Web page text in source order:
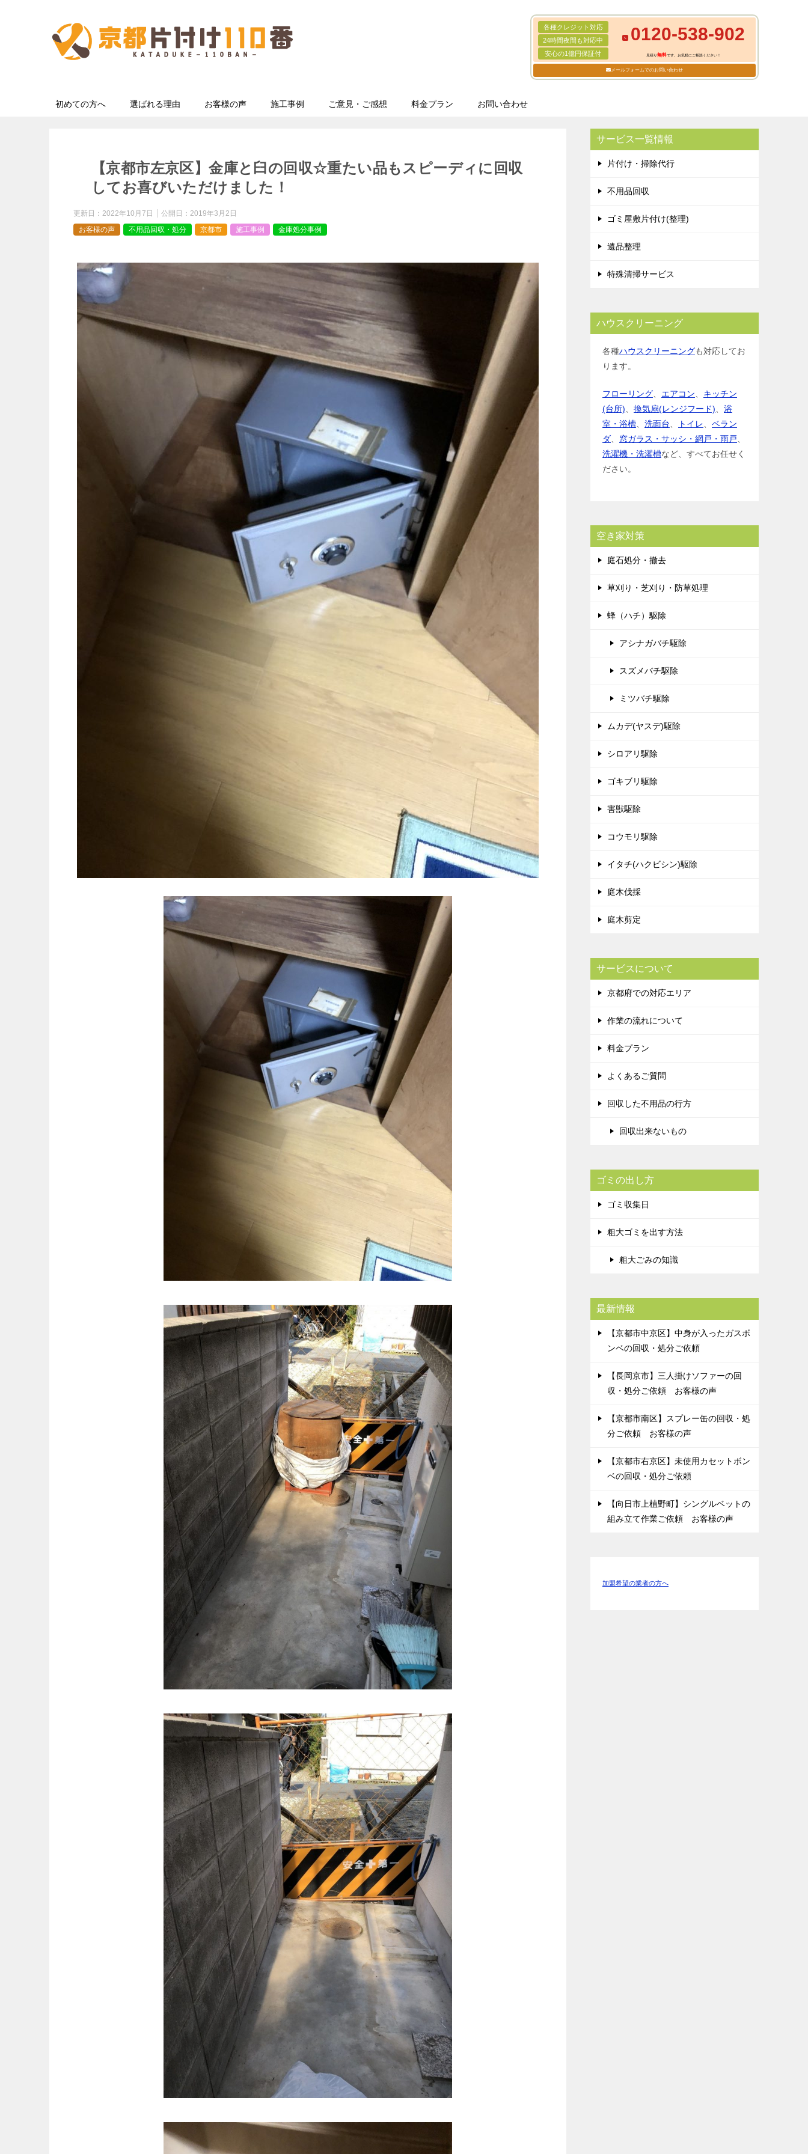
各種クレジット対応
24時間夜間も対応中
安心の1億円保証付
0120-538-902
見積り無料です。お気軽にご相談ください！
メールフォームでのお問い合わせ
初めての方へ 選ばれる理由 お客様の声 施工事例 ご意見・ご感想 料金プラン お問い合わせ
【京都市左京区】金庫と臼の回収☆重たい品もスピーディに回収
してお喜びいただけました！
更新日： 2022年10月7日 公開日： 2019年3月2日
お客様の声
不用品回収・処分 京都市 施工事例 金庫処分事例
サービス一覧情報
片付け・掃除代行
不用品回収
ゴミ屋敷片付け(整理)
遺品整理
特殊清掃サービス
ハウスクリーニング
各種ハウスクリーニングも対応してお
ります。
フローリング エアコン
キッチン
(台所)
換気扇(レンジフード)
浴
室・浴槽
洗面台 トイレ
ベラン
ダ
窓ガラス・サッシ・網戸・雨戸
洗濯機・洗濯槽など、すべてお任せく
ださい。
空き家対策
庭石処分・撤去
草刈り・芝刈り・防草処理
蜂（ハチ）駆除
アシナガバチ駆除
スズメバチ駆除
ミツバチ駆除
ムカデ(ヤスデ)駆除
シロアリ駆除
ゴキブリ駆除
害獣駆除
コウモリ駆除
イタチ(ハクビシン)駆除
庭木伐採
庭木剪定
サービスについて
京都府での対応エリア
作業の流れについて
料金プラン
よくあるご質問
回収した不用品の行方
回収出来ないもの
ゴミの出し方
ゴミ収集日
粗大ゴミを出す方法
粗大ごみの知識
最新情報
【京都市中京区】中身が入ったガスボ
ンベの回収・処分ご依頼
【長岡京市】三人掛けソファーの回
収・処分ご依頼 お客様の声
【京都市南区】スプレー缶の回収・処
分ご依頼 お客様の声
【京都市右京区】未使用カセットボン
ベの回収・処分ご依頼
【向日市上植野町】シングルベットの
組み立て作業ご依頼 お客様の声
加盟希望の業者の方へ